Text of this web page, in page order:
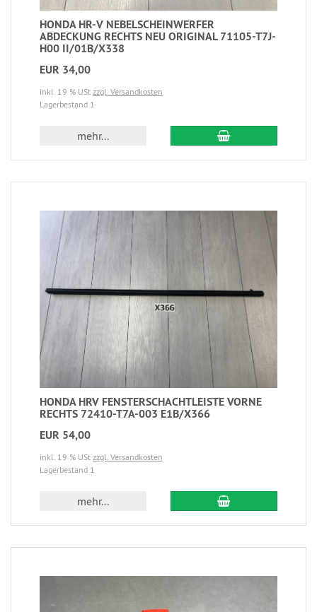
HONDA HR-V NEBELSCHEINWERFER
ABDECKUNG RECHTS NEU ORIGINAL 71105-T7J-
H00 II/01B/X338
EUR 34,00
inkl. 19 % USt zzgl. Versandkosten
Lagerbestand 1
mehr...
HONDA HRV FENSTERSCHACHTLEISTE VORNE
RECHTS 72410-T7A-003 E1B/X366
EUR 54,00
inkl. 19 % USt zzgl. Versandkosten
Lagerbestand 1
mehr...